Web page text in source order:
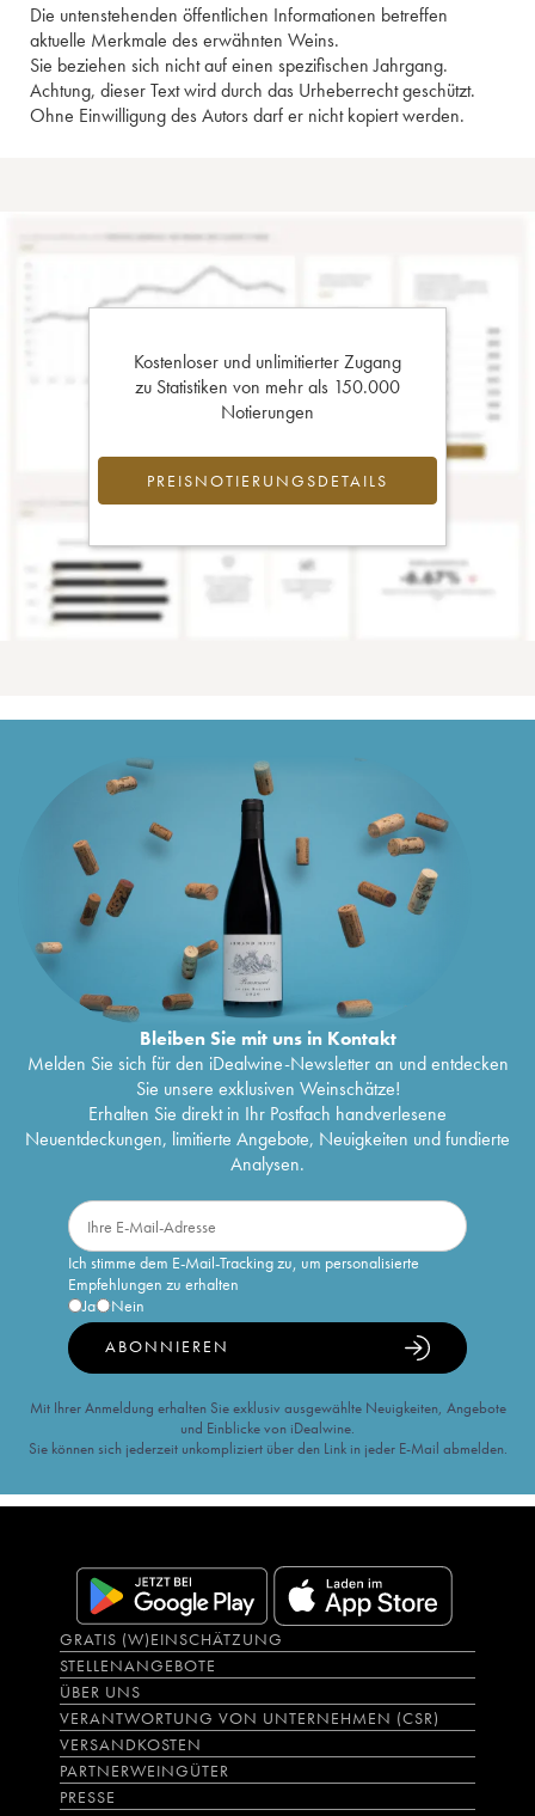
Die untenstehenden öffentlichen Informationen betreffen
aktuelle Merkmale des erwähnten Weins.
Sie beziehen sich nicht auf einen spezifischen Jahrgang.
Achtung, dieser Text wird durch das Urheberrecht geschützt.
Ohne Einwilligung des Autors darf er nicht kopiert werden.
Kostenloser und unlimitierter Zugang
zu Statistiken von mehr als 150.000
Notierungen
PREISNOTIERUNGSDETAILS
Bleiben Sie mit uns in Kontakt
Melden Sie sich für den iDealwine-Newsletter an und entdecken
Sie unsere exklusiven Weinschätze!
Erhalten Sie direkt in Ihr Postfach handverlesene
Neuentdeckungen, limitierte Angebote, Neuigkeiten und fundierte
Analysen.
Ich stimme dem E-Mail-Tracking zu, um personalisierte
Empfehlungen zu erhalten
Ja
Nein
ABONNIEREN
Mit Ihrer Anmeldung erhalten Sie exklusiv ausgewählte Neuigkeiten, Angebote
und Einblicke von iDealwine.
Sie können sich jederzeit unkompliziert über den Link in jeder E-Mail abmelden.
GRATIS (W)EINSCHÄTZUNG
STELLENANGEBOTE
ÜBER UNS
VERANTWORTUNG VON UNTERNEHMEN (CSR)
VERSANDKOSTEN
PARTNERWEINGÜTER
PRESSE